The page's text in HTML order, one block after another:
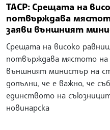
ТАСР: Срещата на
потвърждава
заяви външният
Срещата на високо
потвърждава мястото на
външният министър на
допълни, че е важно, че
единството на
новинарска